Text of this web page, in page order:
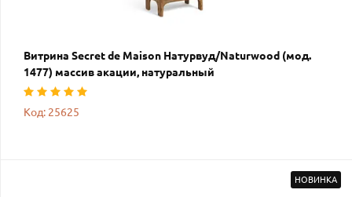
Витрина Secret de Maison Натурвуд/Naturwood (мод.
1477) массив акации, натуральный
Код: 25625
НОВИНКА